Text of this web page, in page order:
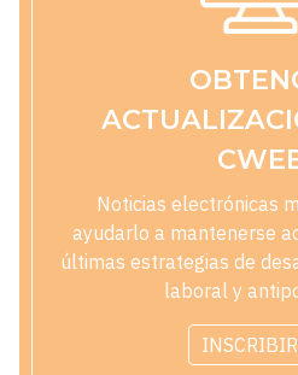
Noticias electrónicas
ayudarlo a mantenerse
últimas estrategias de
laboral y